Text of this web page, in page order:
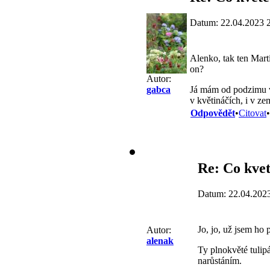
Autor:
gabca
Datum: 22.04.2023
Alenko, tak ten
on?
Já mám od
v květináčích, i v
Odpovědět•Citovat•
Autor:
alenak
Re: Co
Datum:
Jo, jo, už jsem ho
Ty plnokvěté
narůstáním.